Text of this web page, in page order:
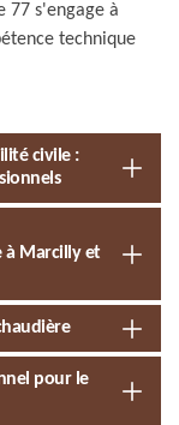
77 s'engage à
technique
civile :
à Marcilly et
pour le